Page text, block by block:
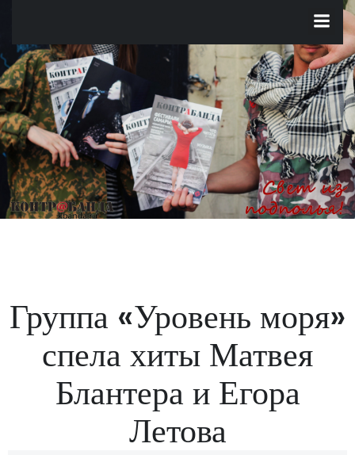
содержимому
Группа «Уровень моря»
спела хиты Матвея
Блантера и Егора
Летова